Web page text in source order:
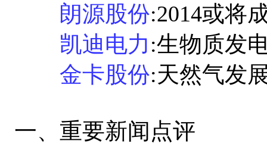
朗源股份:2014或将
凯迪电力:生物质发
金卡股份:天然气发
一、重要新闻点评